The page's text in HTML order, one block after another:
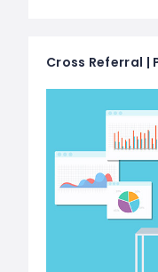
Cross Referral